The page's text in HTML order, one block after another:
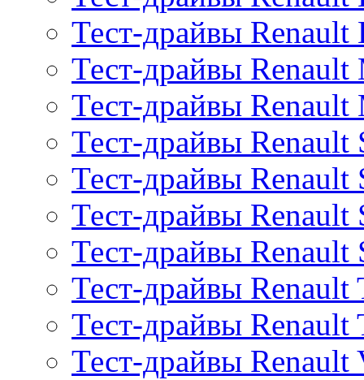
Тест-драйвы Renault
Тест-драйвы Renault
Тест-драйвы Renault
Тест-драйвы Renault
Тест-драйвы Renault
Тест-драйвы Renault
Тест-драйвы Renault
Тест-драйвы Renault
Тест-драйвы Renault
Тест-драйвы Renault